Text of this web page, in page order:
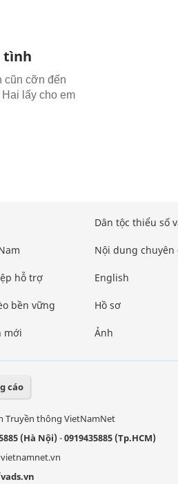
tình
cũn cỡn đến
lấy cho em
hỗ trợ
bền vững
mới
Dân tộc thiểu số
Nội dung chuyên
English
Hồ sơ
Ảnh
cáo
Truyền thông VietNamNet
(Hà Nội)-0919435885 (Tp.HCM)